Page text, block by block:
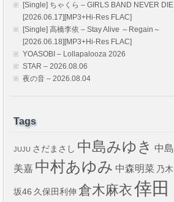
[Single] ちゃくら – GIRLS BAND NEVER DIE
[2026.06.17][MP3+Hi-Res FLAC]
[Single] 高橋李依 – Stay Alive ～Regain～
[2026.06.18][MP3+Hi-Res FLAC]
YOASOBI – Lollapalooza 2026
STAR – 2026.08.06
夜の音 – 2026.08.04
Tags
JUJU さだまさし 中島みゆき 中島
美嘉 中村あゆみ 中森明菜 乃木
坂46 久保田利伸 倉木麻衣倖田